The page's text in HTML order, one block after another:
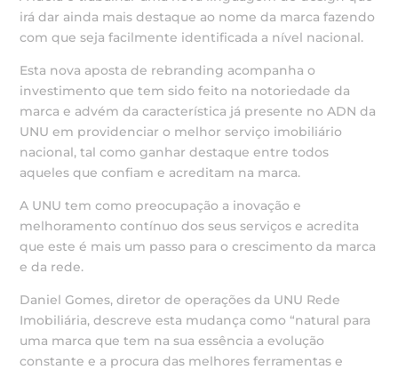
irá dar ainda mais destaque ao nome da marca fazendo
com que seja facilmente identificada a nível nacional.
Esta nova aposta de rebranding acompanha o
investimento que tem sido feito na notoriedade da
marca e advém da característica já presente no ADN da
UNU em providenciar o melhor serviço imobiliário
nacional, tal como ganhar destaque entre todos
aqueles que confiam e acreditam na marca.
A UNU tem como preocupação a inovação e
melhoramento contínuo dos seus serviços e acredita
que este é mais um passo para o crescimento da marca
e da rede.
Daniel Gomes, diretor de operações da UNU Rede
Imobiliária, descreve esta mudança como “natural para
uma marca que tem na sua essência a evolução
constante e a procura das melhores ferramentas e